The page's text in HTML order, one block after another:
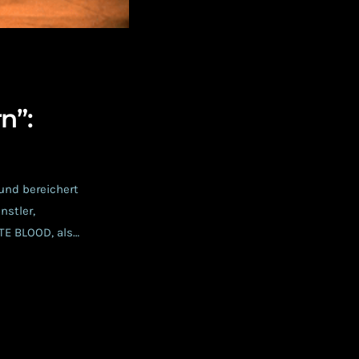
bereichert
BLOOD, als
für